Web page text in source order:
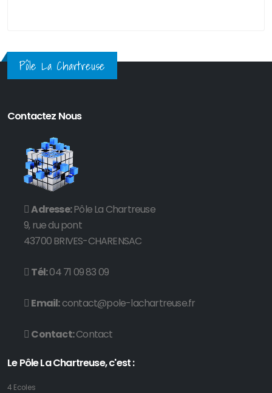
Pôle La Chartreuse
Contactez Nous
Adresse:Pôle La Chartreuse
9, rue du pont
43700 BRIVES-CHARENSAC
Tél:04 71 09 83 09
Email:contact@pole-lachartreuse.fr
Contact:Contact
Le Pôle La Chartreuse, c'est :
4 Ecoles